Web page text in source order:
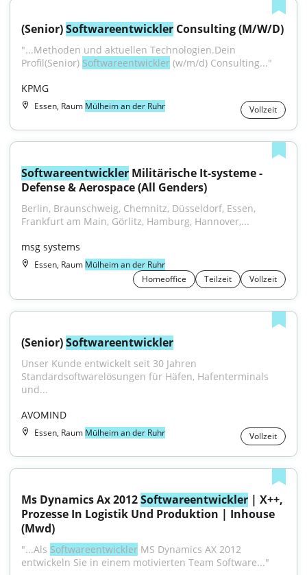
(Senior) Softwareentwickler Consulting (M/W/D)
"...Methoden und aktuellen Technologien.Dein
Profil(Senior) Softwareentwickler (w/m/d) Consulting..."
KPMG
Essen, Raum Mülheim an der Ruhr Vollzeit
Softwareentwickler Militärische It‑systeme -
Defense & Aerospace (All Genders)
Berlin, Braunschweig, Chemnitz, Düsseldorf, Essen,
Frankfurt am Main, Görlitz, Hamburg, Hannover,...
msg systems
Essen, Raum Mülheim an der Ruhr
Homeoffice
Teilzeit Vollzeit
(Senior) Softwareentwickler
Unser Kunde entwickelt seit 30 Jahren
Standardsoftwarelösungen für Häfen, Hafenterminals
und...
AVOMIND
Essen, Raum Mülheim an der Ruhr Vollzeit
Ms Dynamics Ax 2012 Softwareentwickler | X++,
Prozesse In Logistik Und Produktion | Inhouse
(Mwd)
"...Als Softwareentwickler MS Dynamics AX 2012
entwickeln Sie in einem motivierten Team Software..."